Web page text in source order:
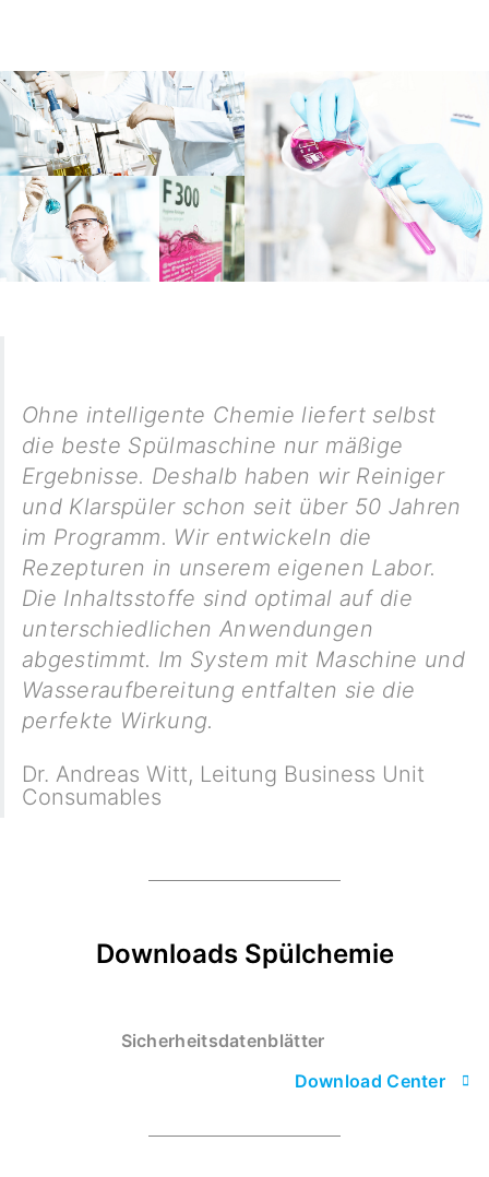
Ohne intelligente Chemie liefert selbst
die beste Spülmaschine nur mäßige
Ergebnisse. Deshalb haben wir Reiniger
und Klarspüler schon seit über 50 Jahren
im Programm. Wir entwickeln die
Rezepturen in unserem eigenen Labor.
Die Inhaltsstoffe sind optimal auf die
unterschiedlichen Anwendungen
abgestimmt. Im System mit Maschine und
Wasseraufbereitung entfalten sie die
perfekte Wirkung.
Dr. Andreas Witt, Leitung Business Unit
Consumables
Downloads Spülchemie
Sicherheitsdatenblätter
Download Center